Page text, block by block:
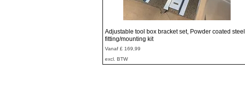
Snel overzicht
Adjustable tool box bracket set, Powder coated steel
fitting/mounting kit
Vanaf £ 169,99
Verkoopprijs
excl. BTW